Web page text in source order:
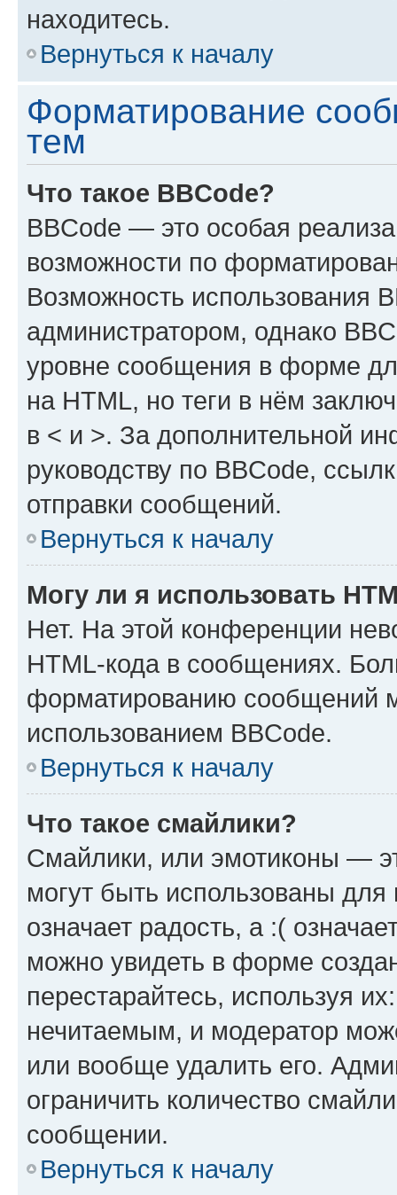
находитесь.
Вернуться к началу
Форматирование
тем
Что такое BBCode?
BBCode — это особая
возможности по
Возможность использования
администратором, однако
уровне сообщения в форме
на HTML, но теги в нём
в < и >. За дополнительной
руководству по BBCode,
отправки сообщений.
Вернуться к началу
Могу ли я использовать
Нет. На этой конференции
HTML-кода в сообщениях.
форматированию сообщений
использованием BBCode.
Вернуться к началу
Что такое смайлики?
Смайлики, или эмотиконы —
могут быть использованы
означает радость, а :(
можно увидеть в форме
перестарайтесь, используя
нечитаемым, и модератор
или вообще удалить его.
ограничить количество
сообщении.
Вернуться к началу